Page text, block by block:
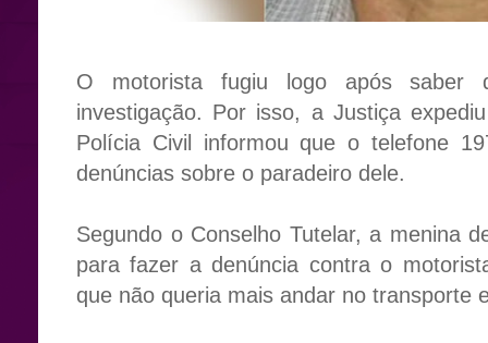
O motorista fugiu logo após saber
investigação. Por isso, a Justiça
Polícia Civil informou que o telefone
denúncias sobre o paradeiro dele.
Segundo o Conselho Tutelar, a menina
para fazer a denúncia contra o
que não queria mais andar no transporte